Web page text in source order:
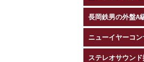
長岡鉄男の外盤A
ニューイヤーコン
ステレオサウン